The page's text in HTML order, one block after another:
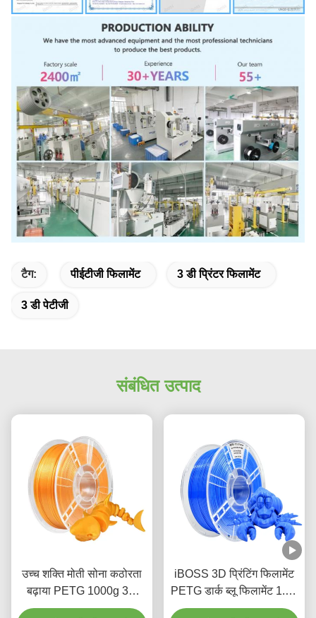
टैग: पीईटीजी फिलामेंट 3 डी प्रिंटर फिलामेंट
3 डी पेटीजी
संबंधित उत्पाद
उच्च शक्ति मोती सोना कठोरता
बढ़ाया PETG 1000g 3D
प्रिंटर फिलामेंट
iBOSS 3D प्रिंटिंग फिलामेंट
PETG डार्क ब्लू फिलामेंट 1.75
मिमी FDM फोर्मिंग टेक्नोलॉजी 3